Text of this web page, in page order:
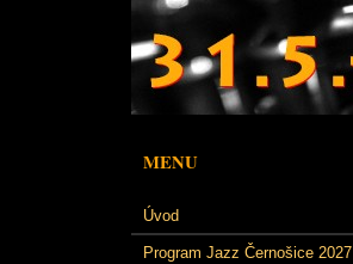
MENU
Úvod
Program Jazz Černošice 2027